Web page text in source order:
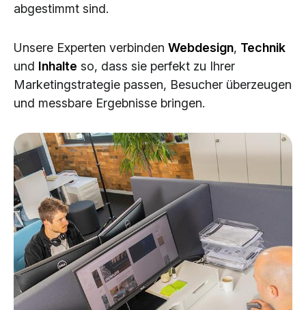
CMS - Content Management System
KI-Lösungen
abgestimmt sind.
Unsere Experten verbinden Webdesign, Technik
und Inhalte so, dass sie perfekt zu Ihrer
Marketingstrategie passen, Besucher überzeugen
und messbare Ergebnisse bringen.